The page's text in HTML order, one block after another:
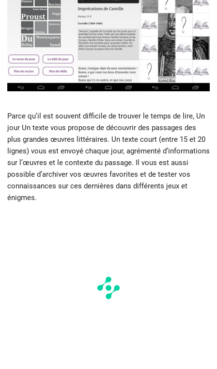
Parce qu’il est souvent difficile de trouver le temps de lire, Un
jour Un texte vous propose de découvrir des passages des
plus grandes œuvres littéraires. Un texte court (entre 15 et 20
lignes) vous est envoyé chaque jour, agrémenté d’informations
sur l’œuvres et le contexte du passage. Il vous est aussi
possible d’archiver vos œuvres favorites et de tester vos
connaissances sur ces dernières dans différents jeux et
énigmes.